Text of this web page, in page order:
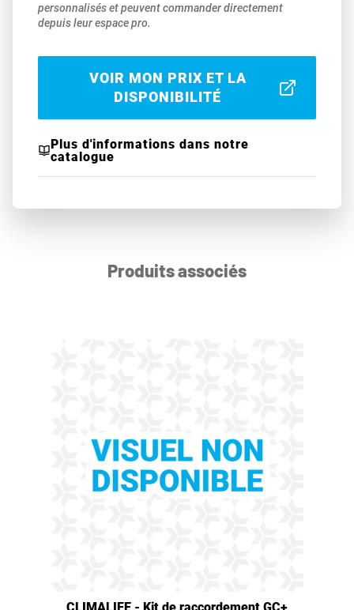
personnalisés et peuvent commander directement
depuis leur espace pro.
VOIR MON PRIX ET LA
DISPONIBILITÉ
Plus d'informations dans notre
catalogue
Produits associés